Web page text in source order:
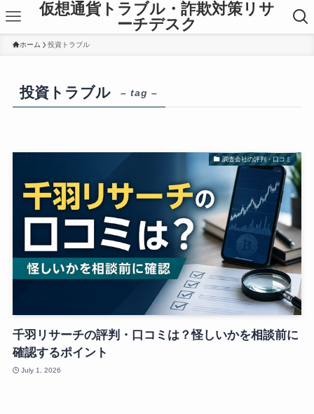
仮想通貨トラブル・詐欺対策リサ
ーチデスク
ホーム 投資トラブル
投資トラブル – tag –
調査会社の評判・口コミ
千羽リサーチの評判・口コミは？怪しいかを相談前に
確認するポイント
July 1, 2026